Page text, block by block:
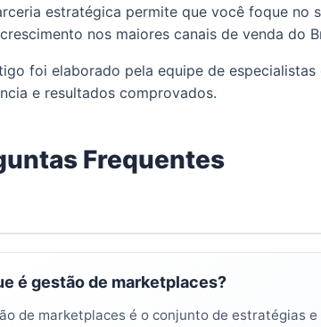
estratégica permite que você foque no
nos maiores canais de venda do
foi elaborado pela equipe de
e resultados comprovados.
Frequentes
é gestão de marketplaces?
de marketplaces é o conjunto de estratégias